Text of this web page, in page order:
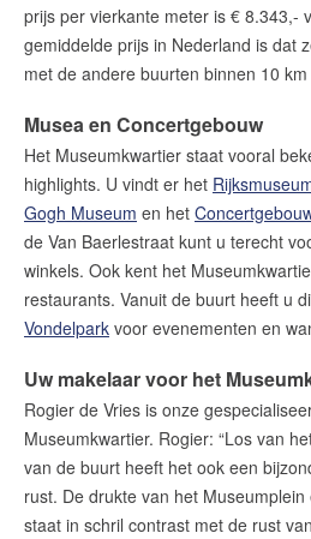
prijs per vierkante meter is € 8.343,-
gemiddelde prijs in Nederland is dat
met de andere buurten binnen 10
Musea en Concertgebouw
Het Museumkwartier staat vooral
highlights. U vindt er het
Gogh Museum en het
de Van Baerlestraat kunt u terecht
winkels. Ook kent het
restaurants. Vanuit de buurt heeft u
Vondelpark voor evenementen en
Uw makelaar voor het
Rogier de Vries is onze
Museumkwartier. Rogier: “Los van
van de buurt heeft het ook een
rust. De drukte van het
staat in schril contrast met de rust